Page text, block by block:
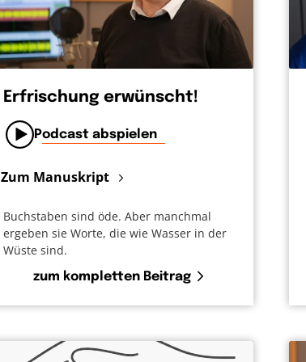
Erfrischung erwünscht!
Podcast abspielen
Zum Manuskript
Buchstaben sind öde. Aber manchmal
ergeben sie Worte, die wie Wasser in der
Wüste sind.
zum kompletten Beitrag